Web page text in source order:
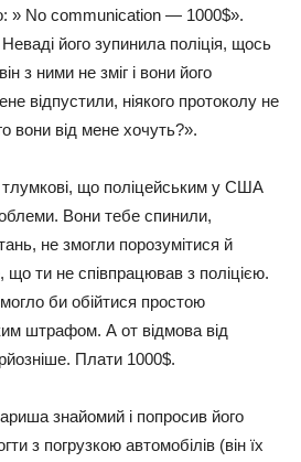
» No communication — 1000$».
його зупинила поліція, щось
з ними не зміг і вони його
відпустили, ніякого протоколу не
вони від мене хочуть?».
що поліцейським у США
Вони тебе спинили,
не змогли порозумітися й
ти не співпрацював з поліцією.
би обійтися простою
штрафом. А от відмова від
Плати 1000$.
знайомий і попросив його
з погрузкою автомобілів (він їх